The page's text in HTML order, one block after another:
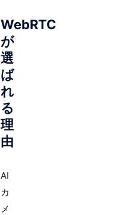
WebRTC
が
選
ば
れ
る
理
由
AI
カ
メ